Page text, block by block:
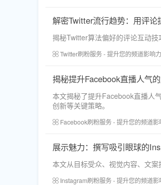
解密Twitter流行趋势：用评论
揭秘Twitter算法偏好的评论互动
Twitter刷粉服务 - 提升您的频道影响
揭秘提升Facebook直播人气
本文揭秘了提升Facebook直播人
创新等关键策略。
Facebook刷粉服务 - 提升您的频道
展示魅力：撰写吸引眼球的
本文从目标受众、视觉内容、文
Instagram刷粉服务 - 提升您的频道